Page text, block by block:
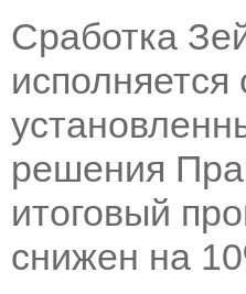
Сработка
решения
итоговый
снижен на